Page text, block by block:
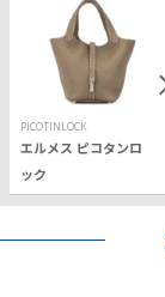
PICOTINLOCK
エルメス ピコタンロ
ック